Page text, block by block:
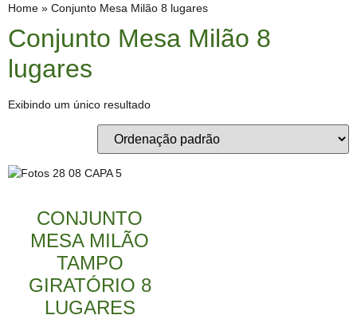
Home » Conjunto Mesa Milão 8 lugares
Conjunto Mesa Milão 8
lugares
Exibindo um único resultado
CONJUNTO
MESA MILÃO
TAMPO
GIRATÓRIO 8
LUGARES